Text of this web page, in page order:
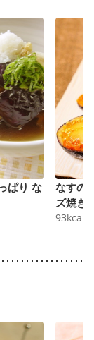
ぱり な
なすの
ズ焼き
93kcal